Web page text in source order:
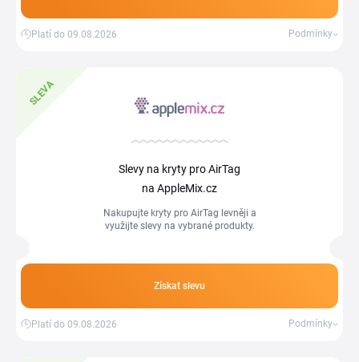
Platí do 09.08.2026 Podmínky
SLEVA
Slevy na kryty pro AirTag
na AppleMix.cz
Nakupujte kryty pro AirTag levněji a
využijte slevy na vybrané produkty.
Získat slevu
Platí do 09.08.2026 Podmínky